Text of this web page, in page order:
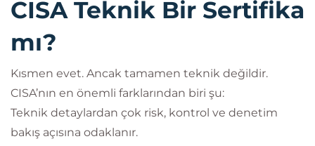
CISA Teknik Bir Sertifika
mı?
Kısmen evet. Ancak tamamen teknik değildir.
CISA’nın en önemli farklarından biri şu:
Teknik detaylardan çok risk, kontrol ve denetim
bakış açısına odaklanır.